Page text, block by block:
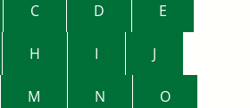
C D E
H I J
M N O